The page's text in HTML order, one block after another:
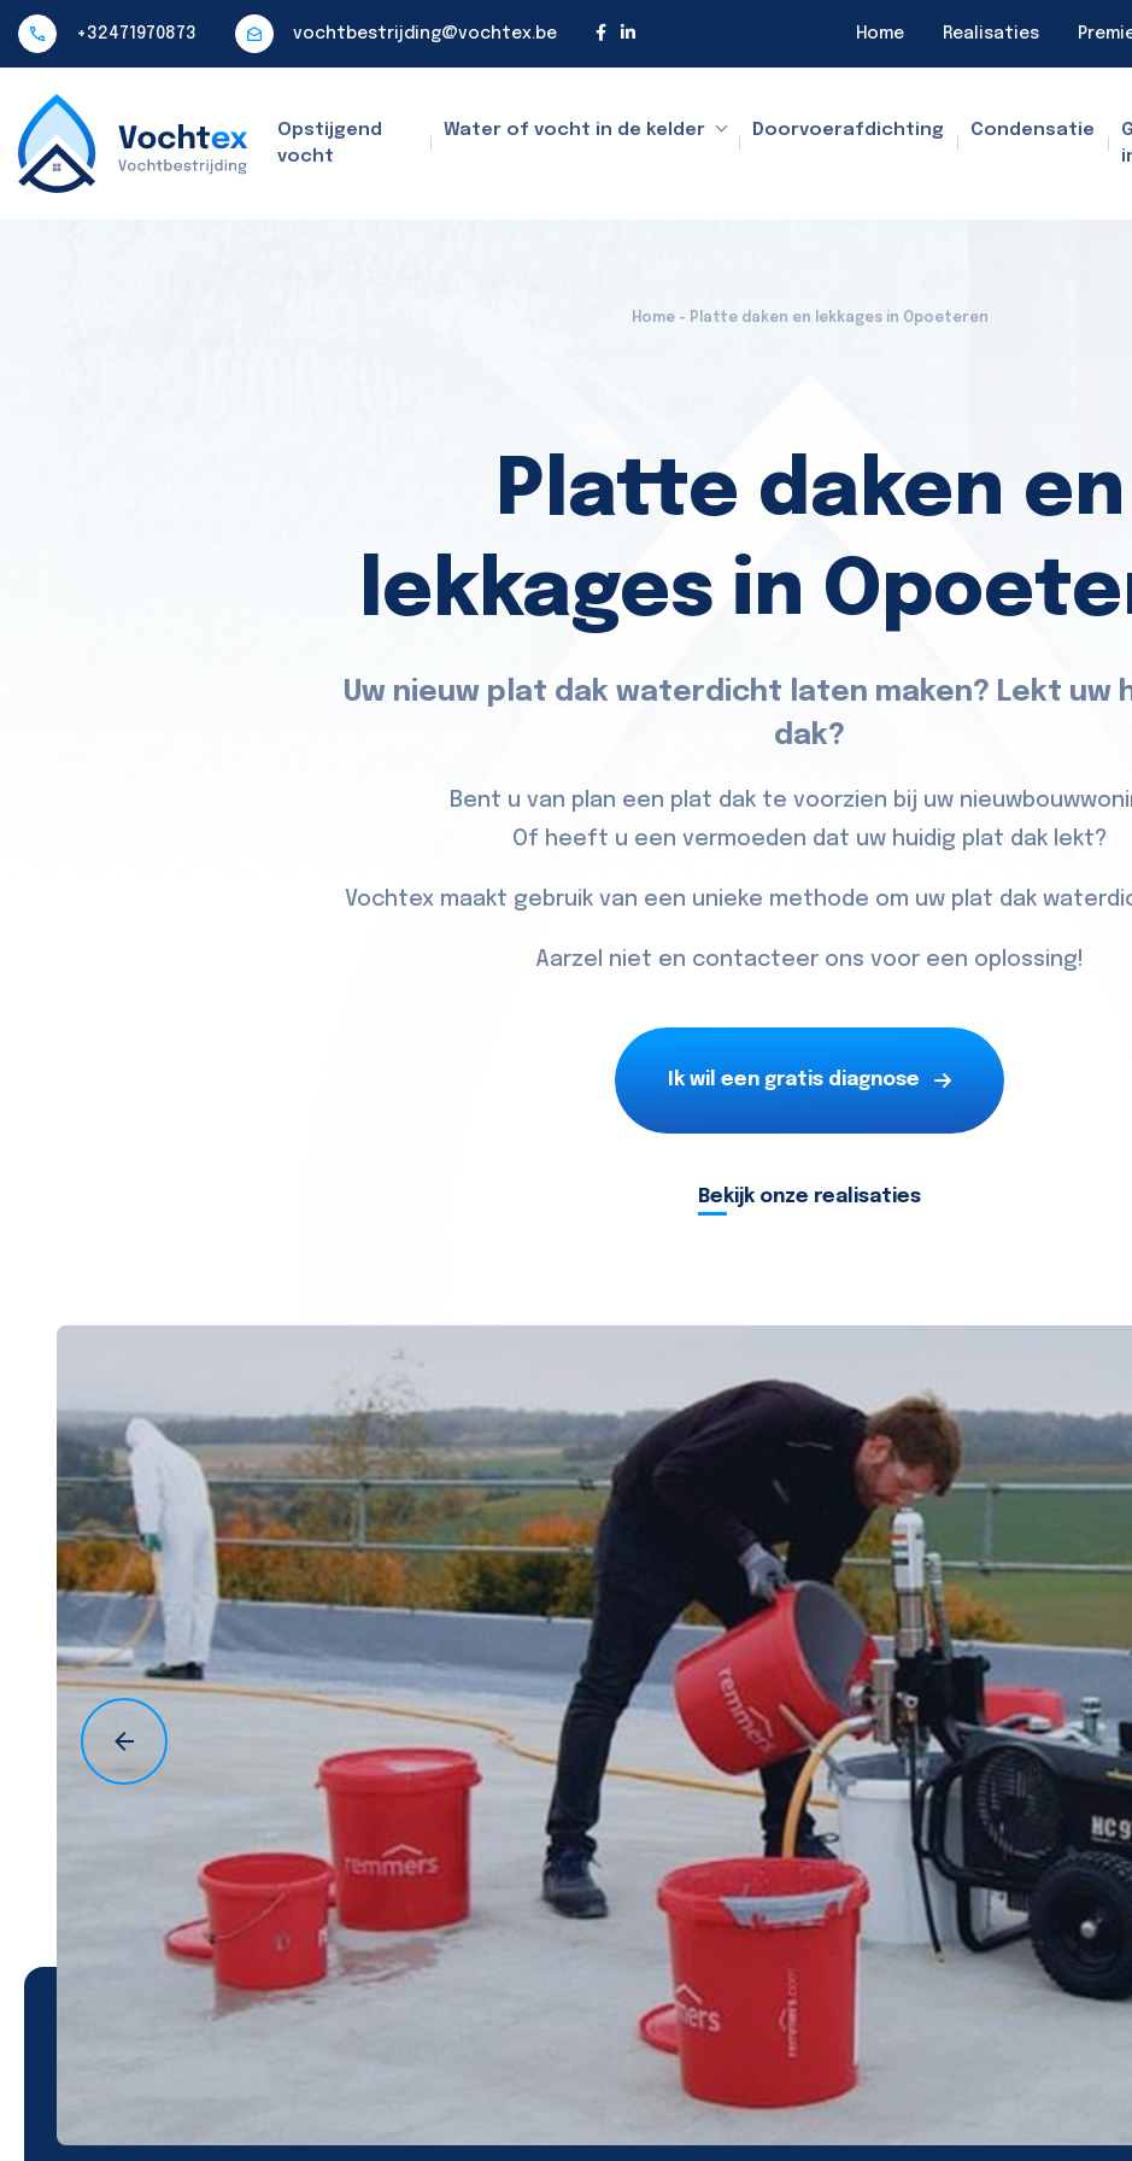
+32471970873 vochtbestrijding@vochtex.be Home Realisaties
Opstijgend
vocht
Water of vocht in de kelder Doorvoerafdichting Condensatie
Home - Platte daken en lekkages in Opoeteren
Platte daken en
lekkages in
Uw nieuw plat dak waterdicht laten maken? Lekt uw
dak?
Bent u van plan een plat dak te voorzien bij uw
Of heeft u een vermoeden dat uw huidig plat dak lekt?
Vochtex maakt gebruik van een unieke methode om uw plat dak
Aarzel niet en contacteer ons voor een oplossing!
Ik wil een gratis diagnose
Bekijk onze realisaties